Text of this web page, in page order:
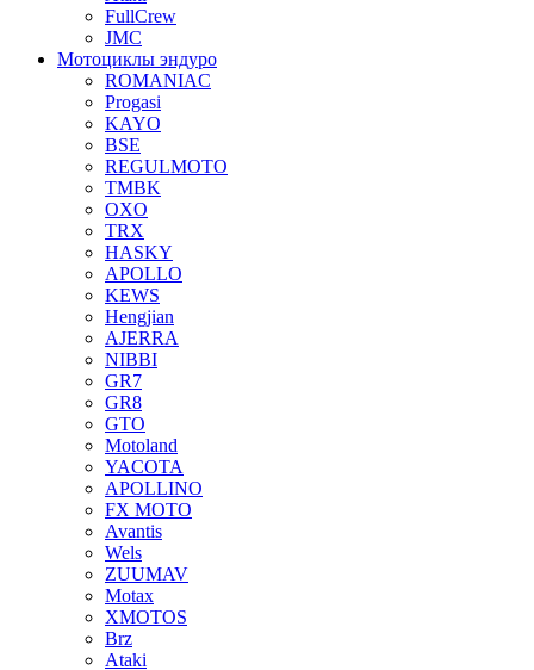
FullCrew
JMC
Мотоциклы эндуро
ROMANIAC
Progasi
KAYO
BSE
REGULMOTO
TMBK
OXO
TRX
HASKY
APOLLO
KEWS
Hengjian
AJERRA
NIBBI
GR7
GR8
GTO
Motoland
YACOTA
APOLLINO
FX MOTO
Avantis
Wels
ZUUMAV
Motax
XMOTOS
Brz
Ataki